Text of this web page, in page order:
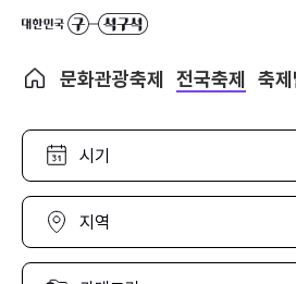
문화관광축제 전국축제 축제
시
선
택
지
선
택
카